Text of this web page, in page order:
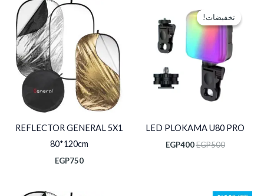
تخفيضات!
تخفيضات!
LED PLOKAMA U80 PRO
EGP500
الأصلي
EGP500.
EGP400
هو:
EGP400.
REFLECTOR GENERAL 5X1
80*120cm
EGP750